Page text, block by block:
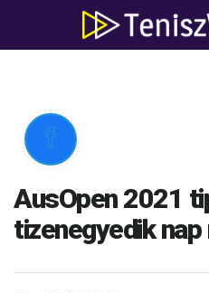

AusOpen 2021
tizenegyedik